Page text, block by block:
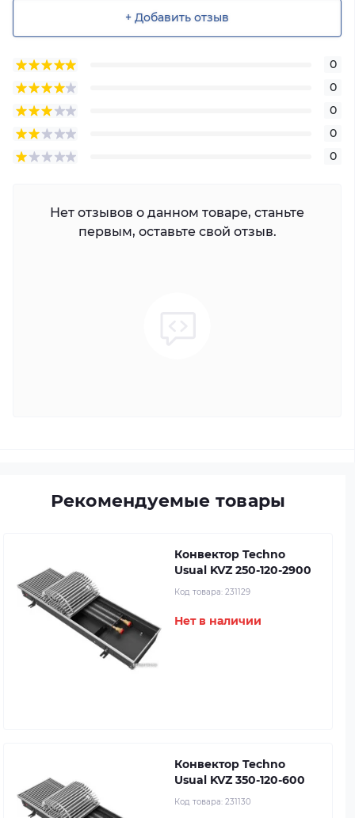
+ Добавить отзыв
0
0
0
0
0
Нет отзывов о данном товаре, станьте
первым, оставьте свой отзыв.
Рекомендуемые товары
Конвектор Techno
Usual KVZ 250-120-2900
Код товара: 231129
Нет в наличии
Конвектор Techno
Usual KVZ 350-120-600
Код товара: 231130